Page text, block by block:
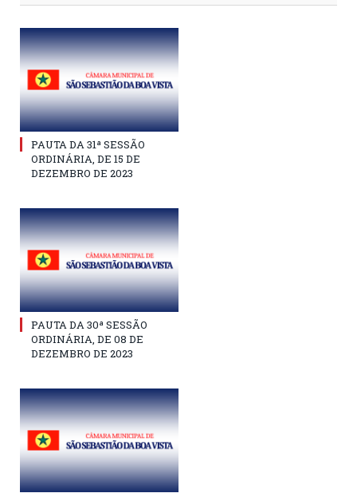
PAUTA DA 31ª SESSÃO
ORDINÁRIA, DE 15 DE
DEZEMBRO DE 2023
PAUTA DA 30ª SESSÃO
ORDINÁRIA, DE 08 DE
DEZEMBRO DE 2023